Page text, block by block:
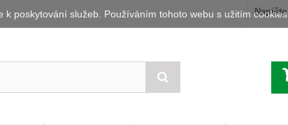
k poskytování služeb. Používáním tohoto webu s užitím